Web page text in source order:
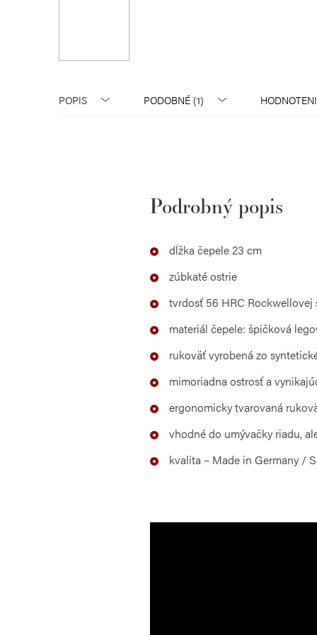
POPIS PODOBNÉ (1)
Podrobný popis
dĺžka čepele 23 cm
zúbkaté ostrie
tvrdosť 56 HRC Rockwellovej
materiál čepele: špičková
rukoväť vyrobená zo
mimoriadna ostrosť a
ergonomicky tvarovaná
vhodné do umývačky riadu,
kvalita – Made in Germany /